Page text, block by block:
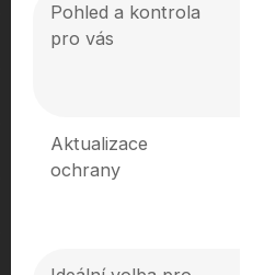
Pohled a kontrola
pro vás
Aktualizace
ochrany